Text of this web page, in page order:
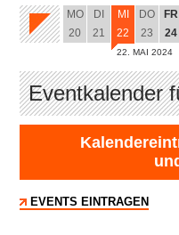
MO
20
DI
21
MI
22
22. MAI 2024
DO
23
FR
24
Eventkalender
EVENTS EINTRAGEN